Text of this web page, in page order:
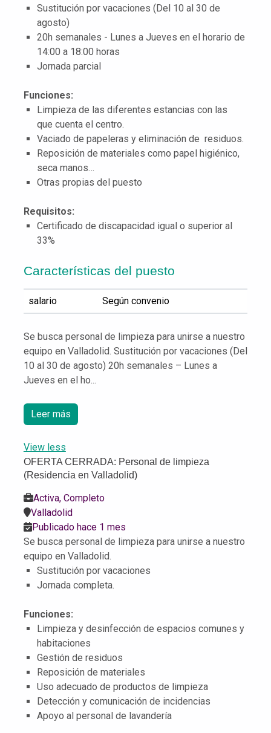
Sustitución por vacaciones (Del 10 al 30 de
agosto)
20h semanales - Lunes a Jueves en el horario de
14:00 a 18:00 horas
Jornada parcial
Funciones:
Limpieza de las diferentes estancias con las
que cuenta el centro.
Vaciado de papeleras y eliminación de residuos.
Reposición de materiales como papel higiénico,
seca manos…
Otras propias del puesto
Requisitos:
Certificado de discapacidad igual o superior al
33%
Características del puesto
salario Según convenio
Se busca personal de limpieza para unirse a nuestro
equipo en Valladolid. Sustitución por vacaciones (Del
10 al 30 de agosto) 20h semanales – Lunes a
Jueves en el ho...
Leer más
View less
OFERTA CERRADA: Personal de limpieza
(Residencia en Valladolid)
Activa, Completo
Valladolid
Publicado hace 1 mes
Se busca personal de limpieza para unirse a nuestro
equipo en Valladolid.
Sustitución por vacaciones
Jornada completa.
Funciones:
Limpieza y desinfección de espacios comunes y
habitaciones
Gestión de residuos
Reposición de materiales
Uso adecuado de productos de limpieza
Detección y comunicación de incidencias
Apoyo al personal de lavandería